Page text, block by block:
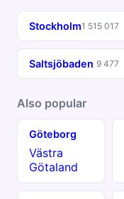
Stockholm1 515 017
Saltsjöbaden 9 477
Also popular
Göteborg
Västra
Götaland